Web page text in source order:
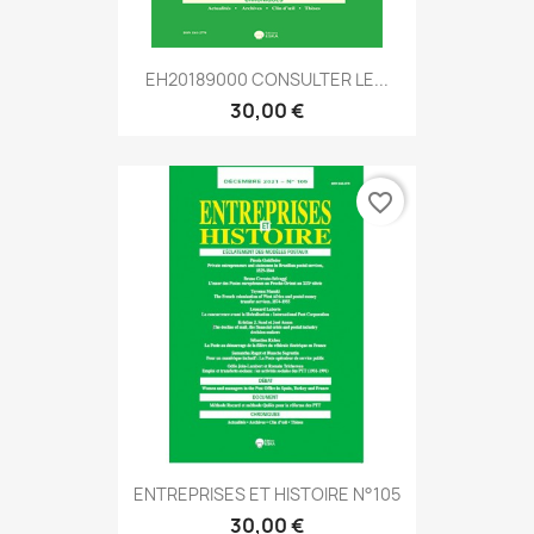
EH20189000 CONSULTER LE...
30,00 €
ENTREPRISES ET HISTOIRE N°105
30,00 €
favorite_border